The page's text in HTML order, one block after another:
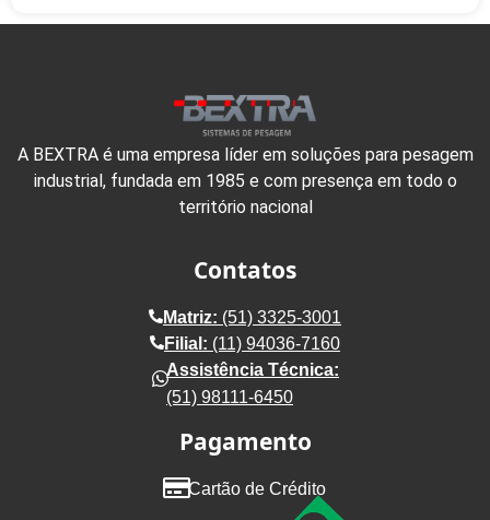
A BEXTRA é uma empresa líder em soluções para pesagem
industrial, fundada em 1985 e com presença em todo o
território nacional
Contatos
Matriz: (51) 3325-3001
Filial: (11) 94036-7160
Assistência Técnica:
(51) 98111-6450
Pagamento
Cartão de Crédito